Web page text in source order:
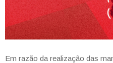
Em razão da realização das